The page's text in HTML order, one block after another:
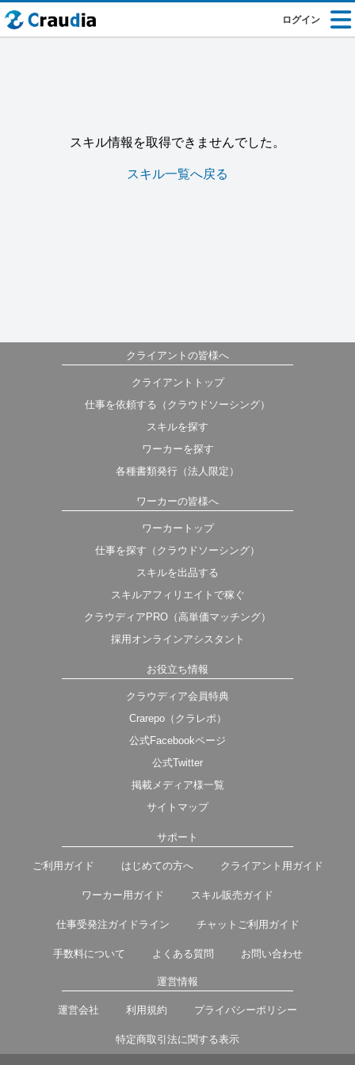
ログイン
スキル情報を取得できませんでした。
スキル一覧へ戻る
クライアントの皆様へ
クライアントトップ
仕事を依頼する（クラウドソーシング）
スキルを探す
ワーカーを探す
各種書類発行（法人限定）
ワーカーの皆様へ
ワーカートップ
仕事を探す（クラウドソーシング）
スキルを出品する
スキルアフィリエイトで稼ぐ
クラウディアPRO（高単価マッチング）
採用オンラインアシスタント
お役立ち情報
クラウディア会員特典
Crarepo（クラレポ）
公式Facebookページ
公式Twitter
掲載メディア様一覧
サイトマップ
サポート
ご利用ガイド はじめての方へ クライアント用ガイド
ワーカー用ガイド スキル販売ガイド
仕事受発注ガイドライン チャットご利用ガイド
手数料について よくある質問 お問い合わせ
運営情報
運営会社 利用規約 プライバシーポリシー
特定商取引法に関する表示